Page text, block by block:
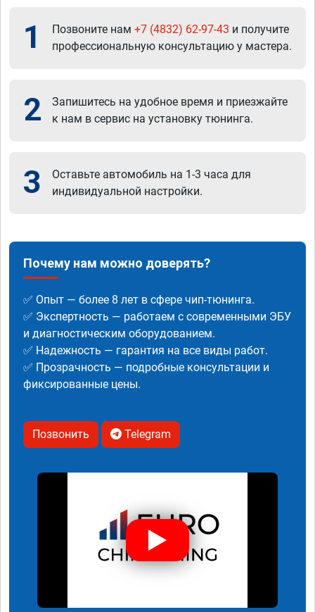
1 Позвоните нам +7 (4832) 62-97-43 и получите
профессиональную консультацию у мастера.
2
Запишитесь на удобное время и приезжайте
к нам в сервис на установку тюнинга.
3
Оставьте автомобиль на 1-3 часа для
индивидуальной настройки.
Почему нам можно доверять?
✅ Опыт — более 8 лет в сфере чип-тюнинга.
✅ Экспертность — работаем с современными ЭБУ
и диагностическим оборудованием.
✅ Надежность — гарантия на все виды работ.
✅ Прозрачность — подробные консультации и
фиксированные цены.
Позвонить Telegram